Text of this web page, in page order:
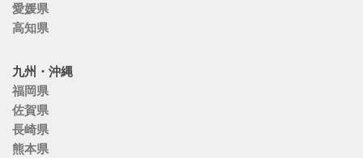
愛媛県
高知県
九州・沖縄
福岡県
佐賀県
長崎県
熊本県